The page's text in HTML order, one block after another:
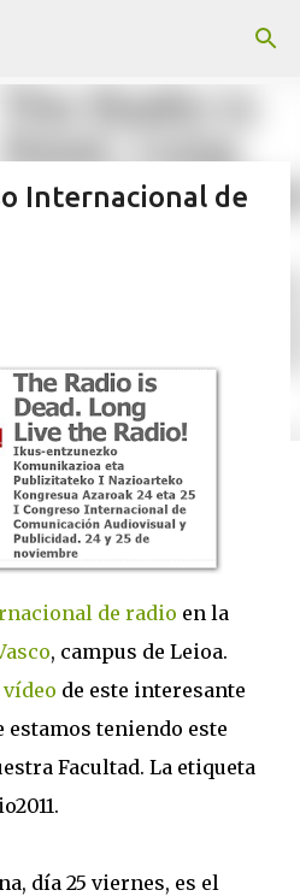
eduki nagusira
Internacional de
de radio en la
, campus de Leioa.
de este interesante
estamos teniendo este
Facultad. La etiqueta
día 25 viernes, es el